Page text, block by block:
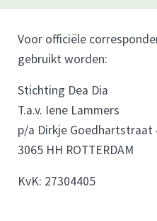
Voor officiële
gebruikt worden:
Stichting Dea Dia
T.a.v. Iene Lammers
p/a Dirkje Goedhartstraat
3065 HH ROTTERDAM
KvK: 27304405